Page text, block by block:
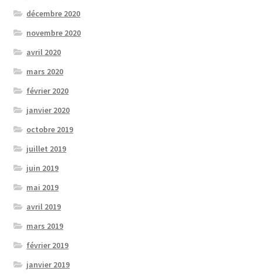
décembre 2020
novembre 2020
avril 2020
mars 2020
février 2020
janvier 2020
octobre 2019
juillet 2019
juin 2019
mai 2019
avril 2019
mars 2019
février 2019
janvier 2019